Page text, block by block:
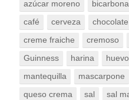
azúcar moreno
café
cerveza chocolate
creme fraiche
cremoso
Guinness
harina
mantequilla
mascarpone
queso crema
sal sal